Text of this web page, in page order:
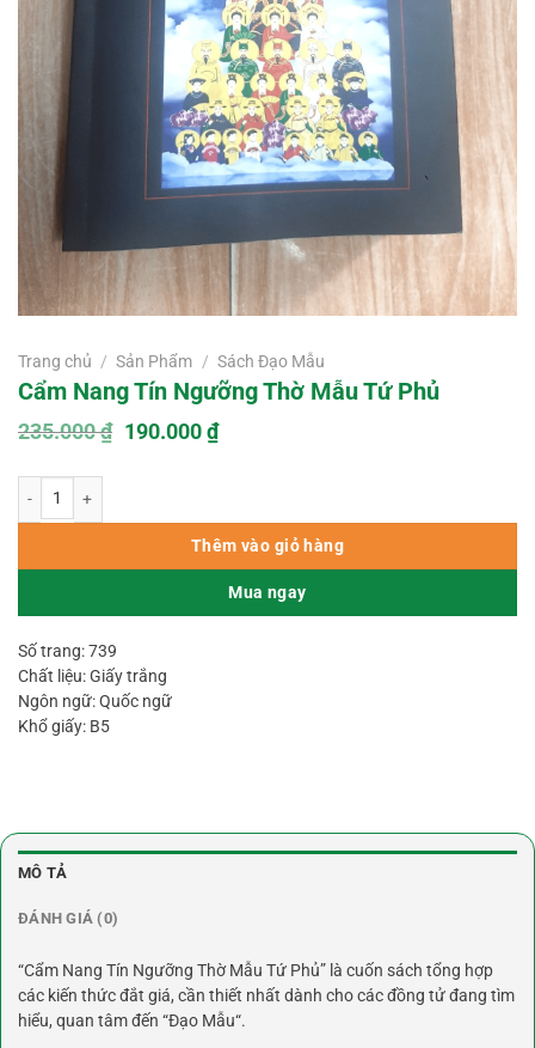
Trang chủ / Sản Phẩm / Sách Đạo Mẫu
Cẩm Nang Tín Ngưỡng Thờ Mẫu Tứ Phủ
235.000₫ Giá
190.000₫Giá
190.000 ₫.
Thêm vào giỏ hàng
Mua ngay
Số trang: 739
Chất liệu: Giấy trắng
Ngôn ngữ: Quốc ngữ
Khổ giấy: B5
MÔ TẢ
ĐÁNH GIÁ (0)
“Cẩm Nang Tín Ngưỡng Thờ Mẫu Tứ Phủ” là cuốn sách tổng hợp
các kiến thức đắt giá, cần thiết nhất dành cho các đồng tử đang tìm
hiểu, quan tâm đến “Đạo Mẫu“.